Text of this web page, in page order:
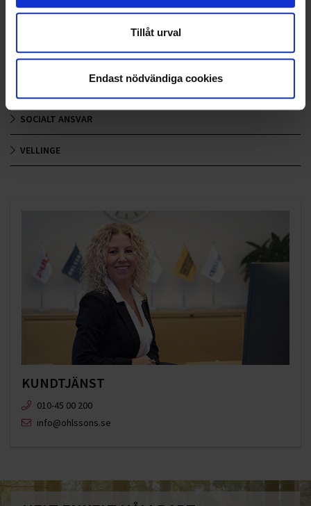
Tillåt urval
Endast nödvändiga cookies
RENHÅLLNING
SOCIALT ANSVAR
VELLINGE
KUNDTJÄNST
010-45 00 200​
info@ohlssons.se